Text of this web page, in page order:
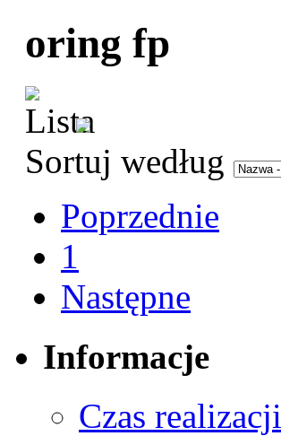
oring fp
Sortuj według
Poprzednie
1
Następne
Informacje
Czas realizacji